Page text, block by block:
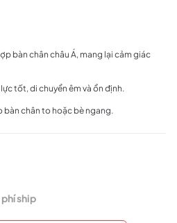
bàn chân châu Á, mang lại cảm giác
tốt, di chuyển êm và ổn định.
bàn chân to hoặc bè ngang.
ship